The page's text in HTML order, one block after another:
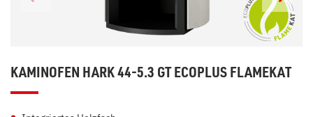
KAMINOFEN HARK 44-5.3 GT ECOPLUS FLAMEKAT